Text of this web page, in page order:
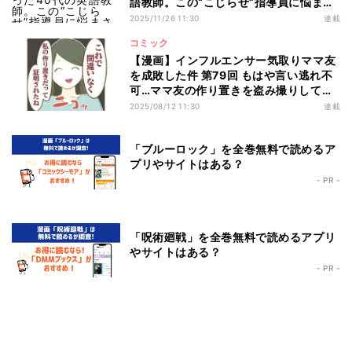
れることに――
2025/11/26 11:30 連載
コミック
【漫画】インフルエンサー気取りママ友
を成敗した件 第79回 もはや言い逃れ不
可…ママ友の作り置きを盗み撮りしてい
たのがバレた
2025/08/12 11:30 連載
「ブルーロック」を全巻無料で読めるア
プリやサイトはある？
- PR -
「呪術廻戦」を全巻無料で読めるアプリ
やサイトはある？
- PR -